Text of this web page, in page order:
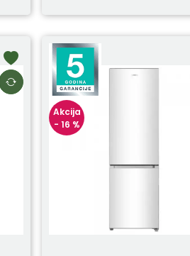
Akcija
- 16 %